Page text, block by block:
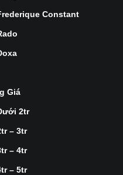
Constant
Giá
2tr
– 3tr
– 4tr
– 5tr